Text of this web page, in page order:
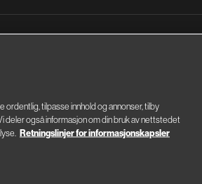
tilpasse innhold og annonser, tilby
deler også informasjon om din bruk av nettstedet
Retningslinjer for informasjonskapsler